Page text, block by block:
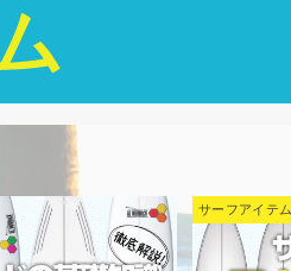
サーフアイテ